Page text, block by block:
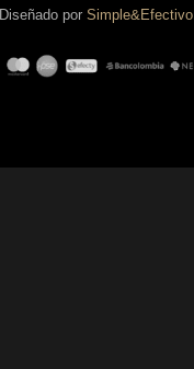
Diseñado por Simple&Efectivo